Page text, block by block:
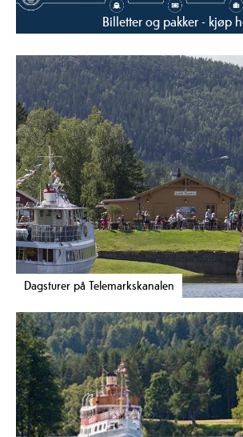
Billetter og pakker - kjøp
Dagsturer på Telemarkskanalen